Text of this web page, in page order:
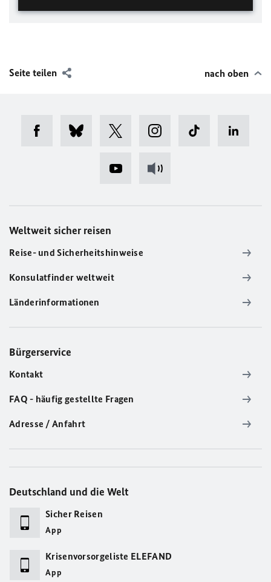
Seite teilen nach oben
Weltweit sicher reisen
Reise- und Sicherheitshinweise
Konsulatfinder weltweit
Länderinformationen
Bürgerservice
Kontakt
FAQ - häufig gestellte Fragen
Adresse / Anfahrt
Deutschland und die Welt
Sicher Reisen
App
Krisenvorsorgeliste ELEFAND
App